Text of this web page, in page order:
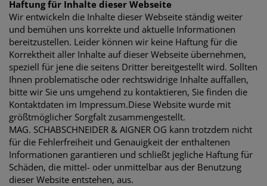
Haftung für Inhalte dieser Webseite
Wir entwickeln die Inhalte dieser Webseite ständig weiter
und bemühen uns korrekte und aktuelle Informationen
bereitzustellen. Leider können wir keine Haftung für die
Korrektheit aller Inhalte auf dieser Webseite übernehmen,
speziell für jene die seitens Dritter bereitgestellt wird. Sollten
Ihnen problematische oder rechtswidrige Inhalte auffallen,
bitte wir Sie uns umgehend zu kontaktieren, Sie finden die
Kontaktdaten im Impressum.Diese Website wurde mit
größtmöglicher Sorgfalt zusammengestellt.
MAG. SCHABSCHNEIDER & AIGNER OG kann trotzdem nicht
für die Fehlerfreiheit und Genauigkeit der enthaltenen
Informationen garantieren und schließt jegliche Haftung für
Schäden, die mittel- oder unmittelbar aus der Benutzung
dieser Website entstehen, aus.